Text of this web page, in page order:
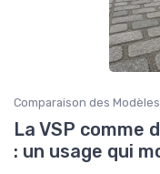
Comparaison des Modèles
La VSP comme
: un usage qui